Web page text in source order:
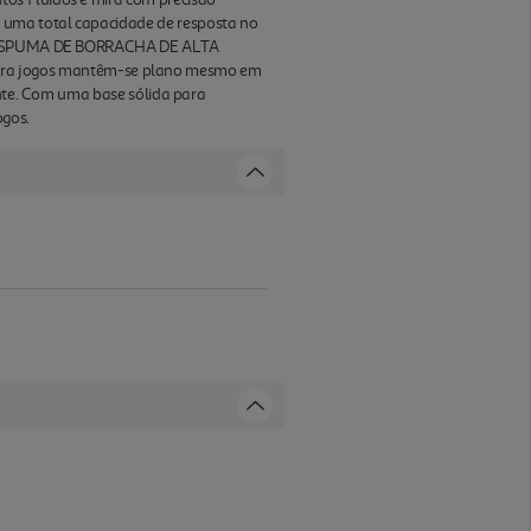
uma total capacidade de resposta no
DE BORRACHA DE ALTA
jogos mantêm-se plano mesmo em
Com uma base sólida para